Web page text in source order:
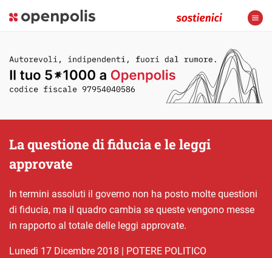
La questione di fiducia e le leggi
approvate
In termini assoluti il governo non ha posto molte questioni
di fiducia, ma il quadro cambia se queste vengono messe
in rapporto al totale delle leggi approvate.
lunedì 17 Dicembre 2018 | POTERE POLITICO